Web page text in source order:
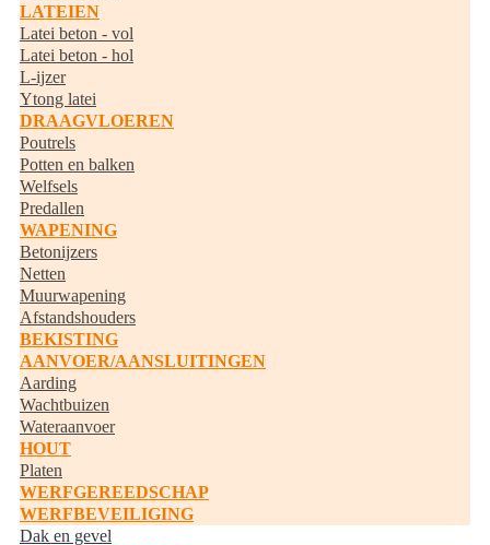
LATEIEN
Latei beton - vol
Latei beton - hol
L-ijzer
Ytong latei
DRAAGVLOEREN
Poutrels
Potten en balken
Welfsels
Predallen
WAPENING
Betonijzers
Netten
Muurwapening
Afstandshouders
BEKISTING
AANVOER/AANSLUITINGEN
Aarding
Wachtbuizen
Wateraanvoer
HOUT
Platen
WERFGEREEDSCHAP
WERFBEVEILIGING
Dak en gevel